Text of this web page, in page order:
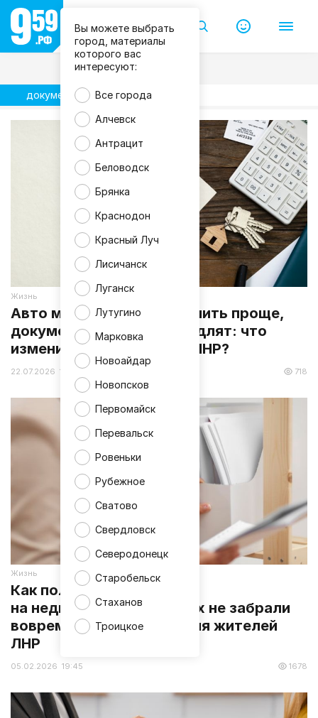
Вы можете выбрать
город, материалы
которого вас
интересуют:
Все города
Алчевск
Антрацит
Беловодск
Брянка
Краснодон
Красный Луч
Лисичанск
Луганск
Лутугино
Марковка
Новоайдар
Новопсков
Первомайск
Перевальск
Ровеньки
Рубежное
Сватово
Свердловск
Северодонецк
Старобельск
Стаханов
Троицкое
документы
Жизнь
Авто можно будет оформить проще,
документы на жилье продлят: что
изменится для жителей ЛНР?
22.07.2026 17:32 718
Жизнь
Как получить документы
на недвижимость, если их не забрали
вовремя: разъяснение для жителей
ЛНР
05.02.2026 19:45 1678